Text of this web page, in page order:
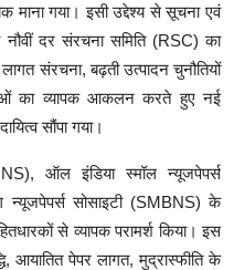
माना गया। इसी उद्देश्य से सूचना एवं
दर संरचना समिति (RSC) का
संरचना, बढ़ती उत्पादन चुनौतियों
का व्यापक आकलन करते हुए नई
सौंपा गया।
ऑल इंडिया स्मॉल न्यूजपेपर्स
न्यूजपेपर्स सोसाइटी (SMBNS) के
से व्यापक परामर्श किया। इस
आयातित पेपर लागत, मुद्रास्फीति के